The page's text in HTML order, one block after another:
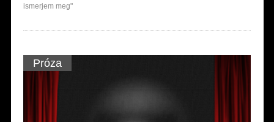
ismerjem meg"
Próza